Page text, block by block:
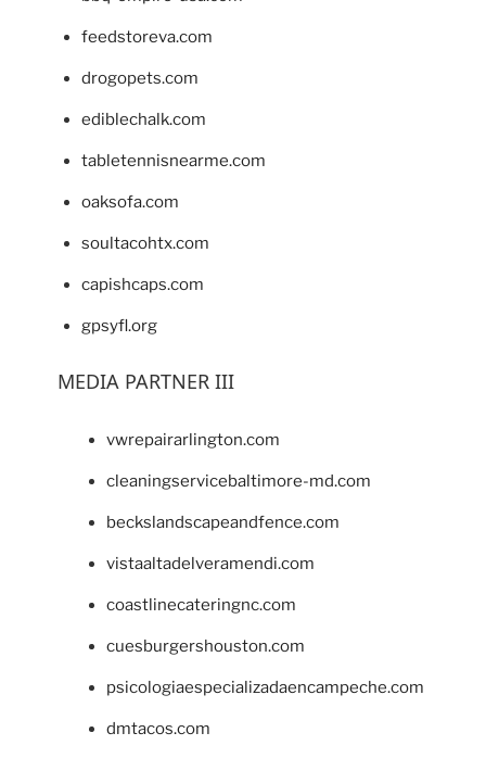
feedstoreva.com
drogopets.com
ediblechalk.com
tabletennisnearme.com
oaksofa.com
soultacohtx.com
capishcaps.com
gpsyfl.org
MEDIA PARTNER III
vwrepairarlington.com
cleaningservicebaltimore-md.com
beckslandscapeandfence.com
vistaaltadelveramendi.com
coastlinecateringnc.com
cuesburgershouston.com
psicologiaespecializadaencampeche.com
dmtacos.com